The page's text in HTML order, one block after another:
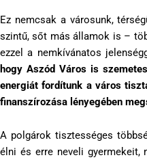
Ez nemcsak a városunk,
szintű, sőt más államok is –
ezzel a nemkívánatos
hogy Aszód Város is
energiát fordítunk a város
finanszírozása lényegében
A polgárok tisztességes
élni és erre neveli gyermekeit,